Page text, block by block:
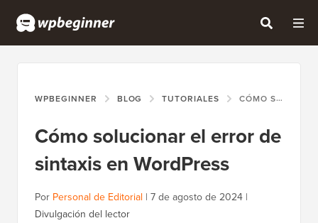
WPBEGINNER BLOG TUTORIALES CÓMO SOLUCIONAR EL ERROR DE SINTAXIS EN WORDPRESS
Cómo solucionar el error de
sintaxis en WordPress
Por Personal de Editorial | 7 de agosto de 2024 |
Divulgación del lector